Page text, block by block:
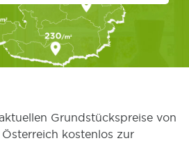
Grundstückspreise von
kostenlos zur